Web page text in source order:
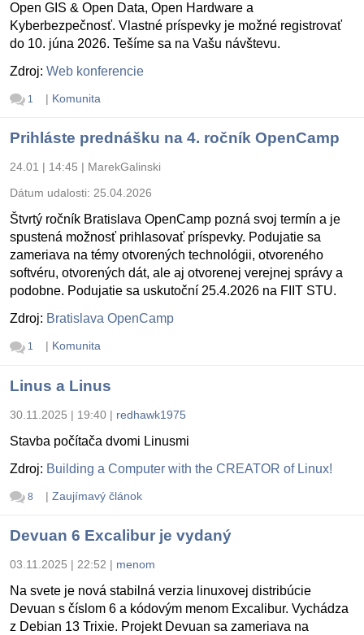
Open GIS & Open Data, Open Hardware a
Kyberbezpečnosť. Vlastné príspevky je možné registrovať
do 10. júna 2026. Tešíme sa na Vašu návštevu.
Zdroj: Web konferencie
1 | Komunita
Prihláste prednášku na 4. ročník OpenCamp
24.01 | 14:45 | MarekGalinski
Dátum udalosti: 25.04.2026
Štvrtý ročník Bratislava OpenCamp pozná svoj termín a je
spustená možnosť prihlasovať príspevky. Podujatie sa
zameriava na témy otvorených technológii, otvoreného
softvéru, otvorených dát, ale aj otvorenej verejnej správy a
podobne. Podujatie sa uskutoční 25.4.2026 na FIIT STU.
Zdroj: Bratislava OpenCamp
1 | Komunita
Linus a Linus
30.11.2025 | 19:40 | redhawk1975
Stavba počítača dvomi Linusmi
Zdroj: Building a Computer with the CREATOR of Linux!
8 | Zaujímavý článok
Devuan 6 Excalibur je vydaný
03.11.2025 | 22:52 | menom
Na svete je nová stabilná verzia linuxovej distribúcie
Devuan s číslom 6 a kódovým menom Excalibur. Vychádza
z Debian 13 Trixie. Projekt Devuan sa zameriava na